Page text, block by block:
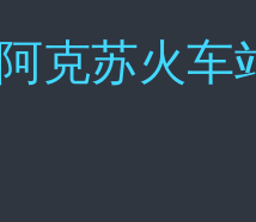
阿克苏火车